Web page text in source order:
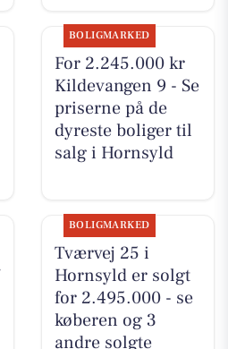
BOLIGMARKED
For 2.245.000 kr
Kildevangen 9 - Se
priserne på de
dyreste boliger til
salg i Hornsyld
BOLIGMARKED
Tværvej 25 i
Hornsyld er solgt
for 2.495.000 - se
køberen og 3
andre solgte